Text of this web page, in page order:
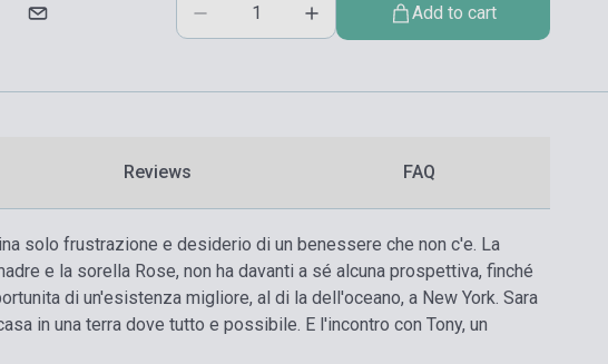
Add to cart
Reviews FAQ
solo frustrazione e desiderio di un benessere che non c'e. La
e la sorella Rose, non ha davanti a sé alcuna prospettiva, finché
di un'esistenza migliore, al di la dell'oceano, a New York. Sara
in una terra dove tutto e possibile. E l'incontro con Tony, un